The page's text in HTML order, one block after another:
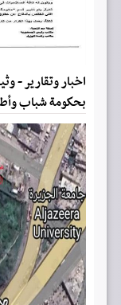
اخبار وتقارير -
بحكومة شباب